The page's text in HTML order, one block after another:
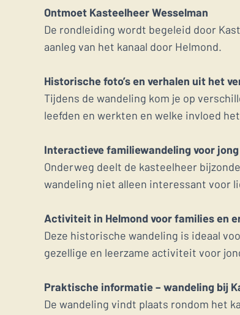
Ontmoet Kasteelheer Wesselman
De rondleiding wordt begeleid door
aanleg van het kanaal door Helmond.
Historische foto’s en verhalen uit het
Tijdens de wandeling kom je op
leefden en werkten en welke invloed
Interactieve familiewandeling voor
Onderweg deelt de kasteelheer
wandeling niet alleen interessant voor
Activiteit in Helmond voor families en
Deze historische wandeling is ideaal
gezellige en leerzame activiteit voor
Praktische informatie – wandeling bij
De wandeling vindt plaats rondom het